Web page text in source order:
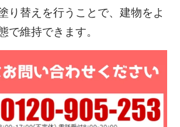
り替えを行うことで、建物をよ
で維持できます。